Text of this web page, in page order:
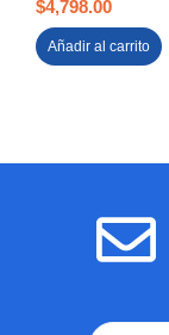
$4,798.00
Añadir al carrito